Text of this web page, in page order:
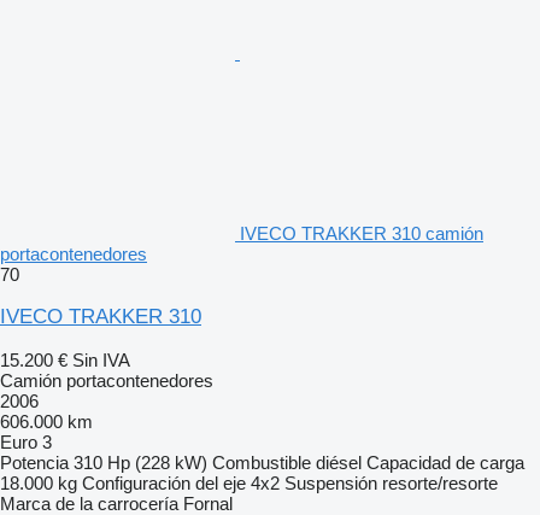
IVECO TRAKKER 310 camión
portacontenedores
70
IVECO TRAKKER 310
15.200 € Sin IVA
Camión portacontenedores
2006
606.000 km
Euro 3
Potencia 310 Hp (228 kW) Combustible diésel Capacidad de carga
18.000 kg Configuración del eje 4x2 Suspensión resorte/resorte
Marca de la carrocería Fornal